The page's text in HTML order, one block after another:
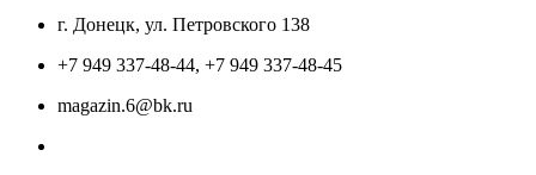
г. Донецк, ул. Петровского 138
+7 949 337-48-44, +7 949 337-48-45
magazin.6@bk.ru